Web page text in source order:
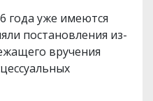
года уже имеются
постановления из-
вручения